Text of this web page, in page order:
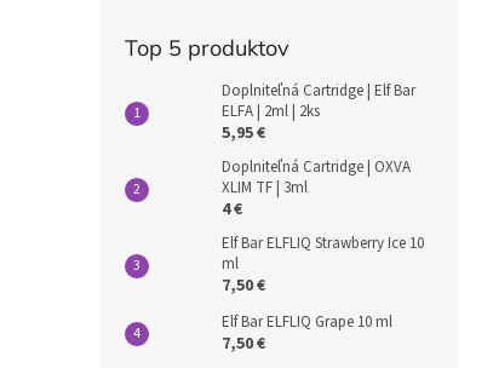
Top 5 produktov
Doplniteľná Cartridge | Elf Bar
ELFA | 2ml | 2ks
5,95 €
Doplniteľná Cartridge | OXVA
XLIM TF | 3ml
4 €
Elf Bar ELFLIQ Strawberry Ice 10
ml
7,50 €
Elf Bar ELFLIQ Grape 10 ml
7,50 €